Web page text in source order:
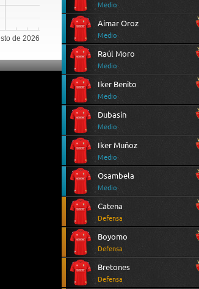
de 2026
Medio
Aimar Oroz
Medio
Raúl Moro
Medio
Iker Benito
Medio
Dubasin
Medio
Iker Muñoz
Medio
Osambela
Medio
Catena
Defensa
Boyomo
Defensa
Bretones
Defensa